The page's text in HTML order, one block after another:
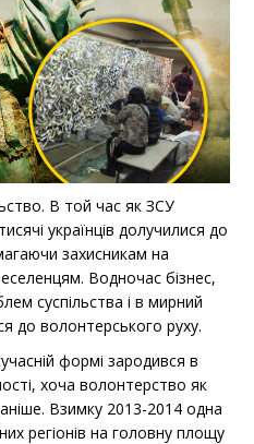
В той час як ЗСУ
українців долучилися до
захисникам на
Водночас бізнес,
суспільства і в мирний
до волонтерського руху.
формі зародився в
хоча волонтерство як
Взимку 2013-2014 одна
регіонів на головну площу